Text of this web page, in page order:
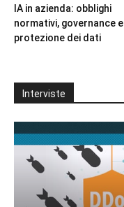
IA in azienda: obblighi
normativi, governance e
protezione dei dati
Interviste